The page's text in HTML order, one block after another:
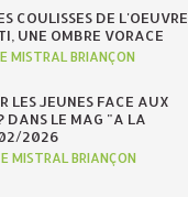
COULISSES DE L'OEUVRE
UNE OMBRE VORACE
MISTRAL BRIANÇON
LES JEUNES FACE AUX
DANS LE MAG "A LA
02/2026
MISTRAL BRIANÇON